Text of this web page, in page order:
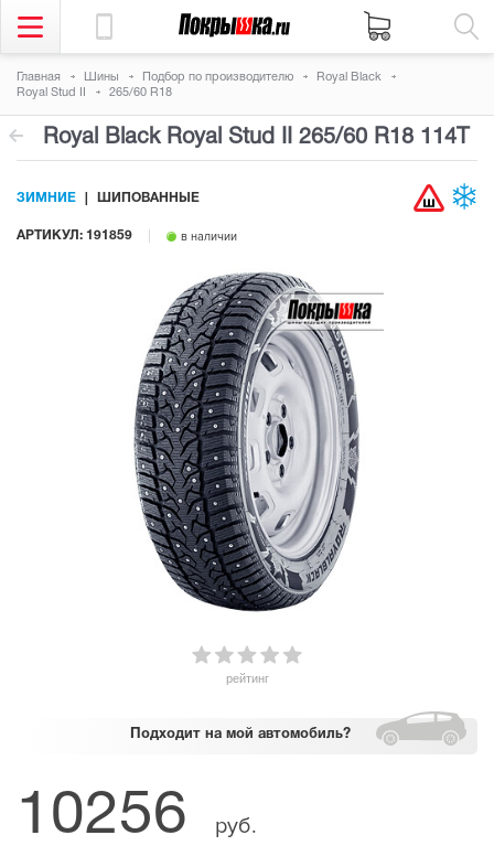
Главная Шины Подбор по производителю
Royal Black
Royal Stud II
265/60 R18
Royal Black Royal Stud II 265/60 R18 114T
рейтинг
АРТИКУЛ: 191859 в наличии
ЗИМНИЕ ШИПОВАННЫЕ
Подходит на мой автомобиль?
10256 руб.